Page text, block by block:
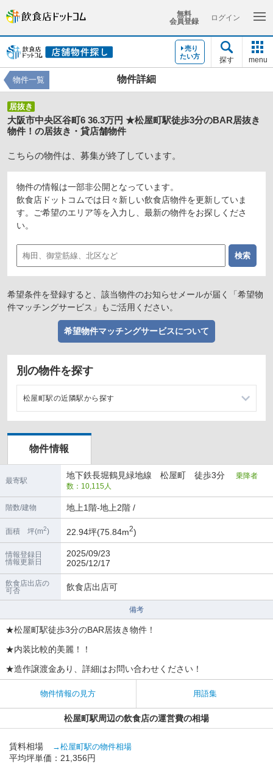
無料
会員登録
ログイン
売り
たい方
探す menu
物件詳細
物件一覧
居抜き
大阪市中央区谷町6 36.3万円 ★松屋町駅徒歩3分のBAR居抜き
物件！の居抜き・貸店舗物件
こちらの物件は、募集が終了しています。
物件の情報は一部非公開となっています。
飲食店ドットコムでは日々新しい飲食店物件を更新していま
す。ご希望のエリア等を入力し、最新の物件をお探しくださ
い。
希望条件を登録すると、該当物件のお知らせメールが届く「希望物
件マッチングサービス」もご活用ください。
希望物件マッチングサービスについて
別の物件を探す
松屋町駅の近隣駅から探す
長堀橋駅の店舗物件・貸店舗・テナント一覧
玉造駅の店舗物件・貸店舗・テナント一覧
心斎橋駅の店舗物件・貸店舗・テナント一覧
物件情報
最寄駅
地下鉄長堀鶴見緑地線 松屋町 徒歩3分 乗降者
数：10,115人
階数/建物 地上1階-地上2階 /
面積 坪(m2) 22.94坪(75.84m2)
情報登録日
情報更新日
2025/09/23
2025/12/17
飲食店出店の
可否
飲食店出店可
備考
★松屋町駅徒歩3分のBAR居抜き物件！
★内装比較的美麗！！
★造作譲渡金あり、詳細はお問い合わせください！
物件情報の見方 用語集
松屋町駅周辺の飲食店の運営費の相場
賃料相場 →松屋町駅の物件相場
平均坪単価：21,356円